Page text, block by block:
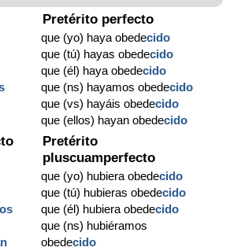
Pretérito perfecto
que (yo) haya obedecido
que (tú) hayas obedecido
que (él) haya obedecido
que (ns) hayamos obedecido
que (vs) hayáis obedecido
que (ellos) hayan obedecido
Pretérito
pluscuamperfecto
que (yo) hubiera obedecido
que (tú) hubieras obedecido
que (él) hubiera obedecido
que (ns) hubiéramos
obedecido